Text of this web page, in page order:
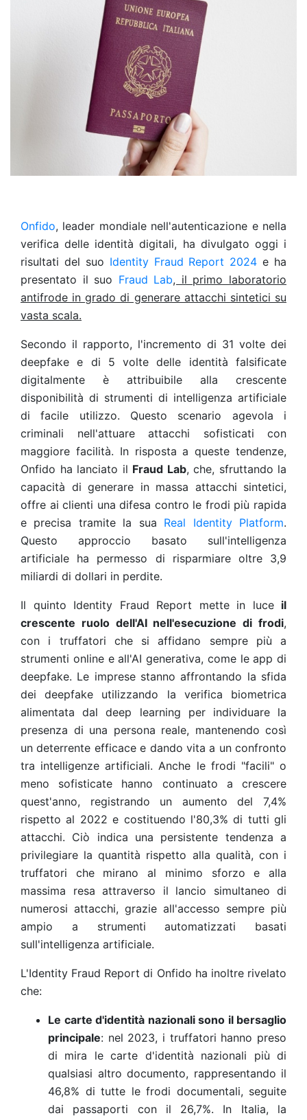
Onfido, leader mondiale nell'autenticazione e nella
verifica delle identità digitali, ha divulgato oggi i
risultati del suo Identity Fraud Report 2024 e ha
presentato il suo Fraud Lab, il primo laboratorio
antifrode in grado di generare attacchi sintetici su
vasta scala.
Secondo il rapporto, l'incremento di 31 volte dei
deepfakee di 5 volte delle identità falsificate
digitalmente è attribuibile alla crescente
disponibilità di strumenti di intelligenza artificiale
di facile utilizzo. Questo scenario agevola i
criminali nell'attuare attacchi sofisticati con
maggiore facilità. In risposta a queste tendenze,
Onfido ha lanciato il Fraud Lab, che, sfruttando la
capacità di generare in massa attacchi sintetici,
offre ai clienti una difesa contro le frodi più rapida
e precisa tramite la sua Real Identity Platform.
Questo approccio basato sull'intelligenza
artificiale ha permesso di risparmiare oltre 3,9
miliardi di dollari in perdite.
Il quinto Identity Fraud Report mette in luce il
crescente ruolo dell'AI nell'esecuzione di frodi,
con i truffatori che si affidano sempre più a
strumenti online e all'AI generativa, come le app di
deepfake. Le imprese stanno affrontando la sfida
dei deepfake utilizzando la verifica biometrica
alimentata dal deep learning per individuare la
presenza di una persona reale, mantenendo così
un deterrente efficace e dando vita a un confronto
tra intelligenze artificiali. Anche le frodi "facili" o
meno sofisticate hanno continuato a crescere
quest'anno, registrando un aumento del 7,4%
rispetto al 2022 e costituendo l'80,3% di tutti gli
attacchi. Ciò indica una persistente tendenza a
privilegiare la quantità rispetto alla qualità, con i
truffatori che mirano al minimo sforzo e alla
massima resa attraverso il lancio simultaneo di
numerosi attacchi, grazie all'accesso sempre più
ampio a strumenti automatizzati basati
sull'intelligenza artificiale.
L'Identity Fraud Report di Onfido ha inoltre rivelato
che:
Le carte d'identità nazionali sono il bersaglio
principale: nel 2023, i truffatori hanno preso
di mira le carte d'identità nazionali più di
qualsiasi altro documento, rappresentando il
46,8% di tutte le frodi documentali, seguite
dai passaporti con il 26,7%. In Italia, la